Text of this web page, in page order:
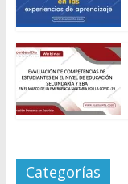
Categorías